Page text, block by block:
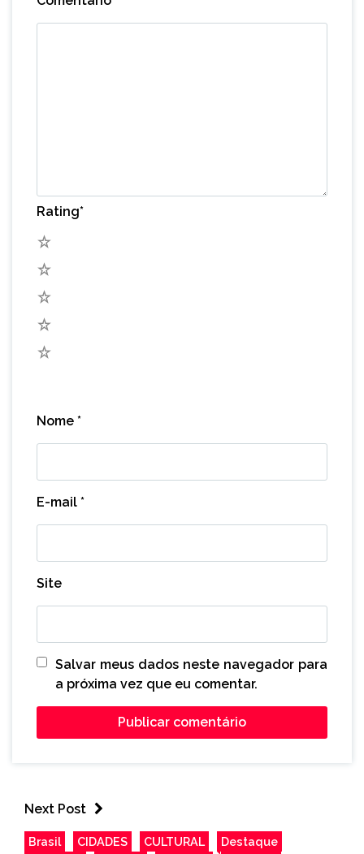
Rating*
Nome *
E-mail *
Site
Salvar meus dados neste navegador para
a próxima vez que eu comentar.
Next Post
Brasil CIDADES CULTURAL
Destaque